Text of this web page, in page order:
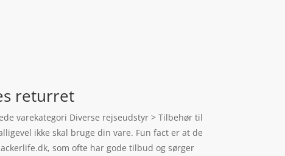
returret
varekategori Diverse rejseudstyr > Tilbehør til
ikke skal bruge din vare. Fun fact er at de
som ofte har gode tilbud og sørger